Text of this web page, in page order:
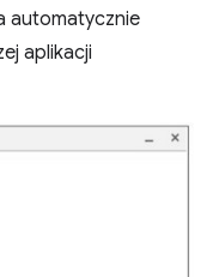
automatycznie
aplikacji